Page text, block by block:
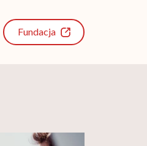
Fundacja